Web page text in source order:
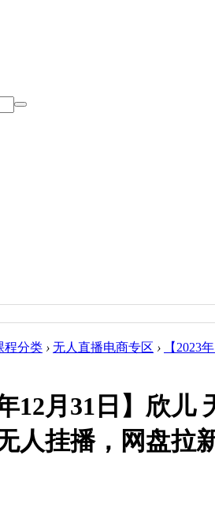
程分类 › 无人直播电商专区 ›
【2023
年12月31日】欣
人挂播，网盘拉